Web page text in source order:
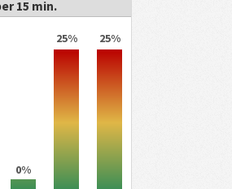
15 min.
0%
25% 25%